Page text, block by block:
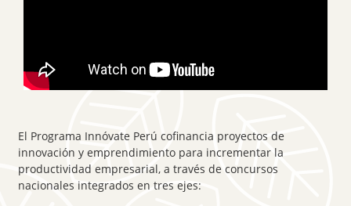
El Programa Innóvate Perú cofinancia proyectos de
innovación y emprendimiento para incrementar la
productividad empresarial, a través de concursos
nacionales integrados en tres ejes: